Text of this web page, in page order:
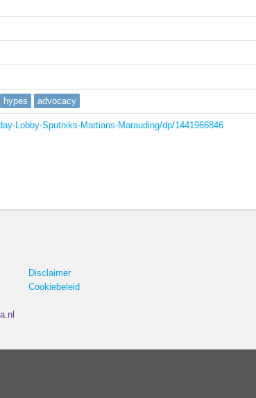
hypes advocacy
Lobby-Sputniks-Martians-Marauding/dp/1441966846
Disclaimer
Cookiebeleid